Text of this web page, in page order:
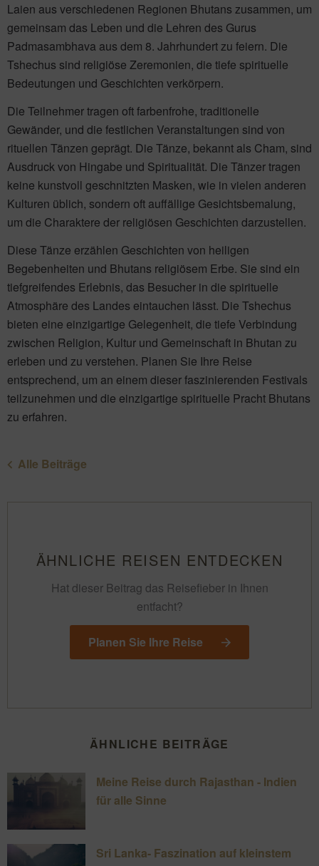
Laien aus verschiedenen Regionen Bhutans zusammen, um
gemeinsam das Leben und die Lehren des Gurus
Padmasambhava aus dem 8. Jahrhundert zu feiern. Die
Tshechus sind religiöse Zeremonien, die tiefe spirituelle
Bedeutungen und Geschichten verkörpern.
Die Teilnehmer tragen oft farbenfrohe, traditionelle
Gewänder, und die festlichen Veranstaltungen sind von
rituellen Tänzen geprägt. Die Tänze, bekannt als Cham, sind
Ausdruck von Hingabe und Spiritualität. Die Tänzer tragen
keine kunstvoll geschnitzten Masken, wie in vielen anderen
Kulturen üblich, sondern oft auffällige Gesichtsbemalung,
um die Charaktere der religiösen Geschichten darzustellen.
Diese Tänze erzählen Geschichten von heiligen
Begebenheiten und Bhutans religiösem Erbe. Sie sind ein
tiefgreifendes Erlebnis, das Besucher in die spirituelle
Atmosphäre des Landes eintauchen lässt. Die Tshechus
bieten eine einzigartige Gelegenheit, die tiefe Verbindung
zwischen Religion, Kultur und Gemeinschaft in Bhutan zu
erleben und zu verstehen. Planen Sie Ihre Reise
entsprechend, um an einem dieser faszinierenden Festivals
teilzunehmen und die einzigartige spirituelle Pracht Bhutans
zu erfahren.
Alle Beiträge
ÄHNLICHE REISEN ENTDECKEN
Hat dieser Beitrag das Reisefieber in Ihnen
entfacht?
Planen Sie Ihre Reise
ÄHNLICHE BEITRÄGE
Meine Reise durch Rajasthan - Indien
für alle Sinne
Sri Lanka- Faszination auf kleinstem